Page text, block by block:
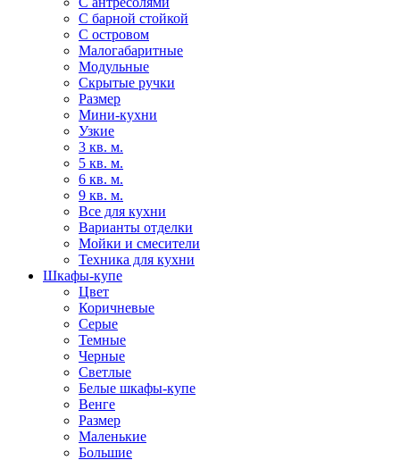
С барной стойкой
С островом
Малогабаритные
Модульные
Скрытые ручки
Размер
Мини-кухни
Узкие
3 кв. м.
5 кв. м.
6 кв. м.
9 кв. м.
Все для кухни
Варианты отделки
Мойки и смесители
Техника для кухни
Шкафы-купе
Цвет
Коричневые
Серые
Темные
Черные
Светлые
Белые шкафы-купе
Венге
Размер
Маленькие
Большие